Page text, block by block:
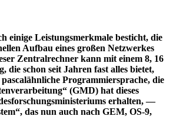
einige Leistungsmerkmale besticht, die
Aufbau eines großen Netzwerkes
Zentralrechner kann mit einem 8, 16
die schon seit Jahren fast alles bietet,
Programmiersprache, die
(GMD) hat dieses
erhalten, —
das nun auch nach GEM, OS-9,